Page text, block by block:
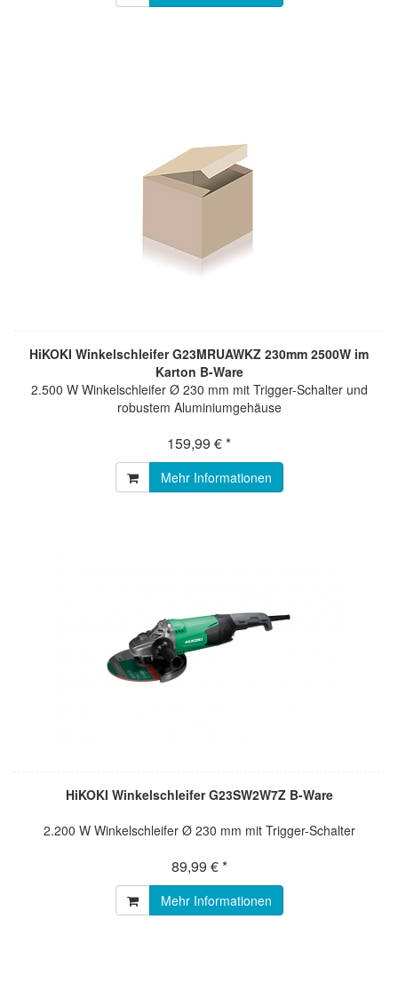
HiKOKI Winkelschleifer G23MRUAWKZ 230mm 2500W im
Karton B-Ware
2.500 W Winkelschleifer Ø 230 mm mit Trigger-Schalter und
robustem Aluminiumgehäuse
159,99 € *
Mehr Informationen
HiKOKI Winkelschleifer G23SW2W7Z B-Ware
2.200 W Winkelschleifer Ø 230 mm mit Trigger-Schalter
89,99 € *
Mehr Informationen